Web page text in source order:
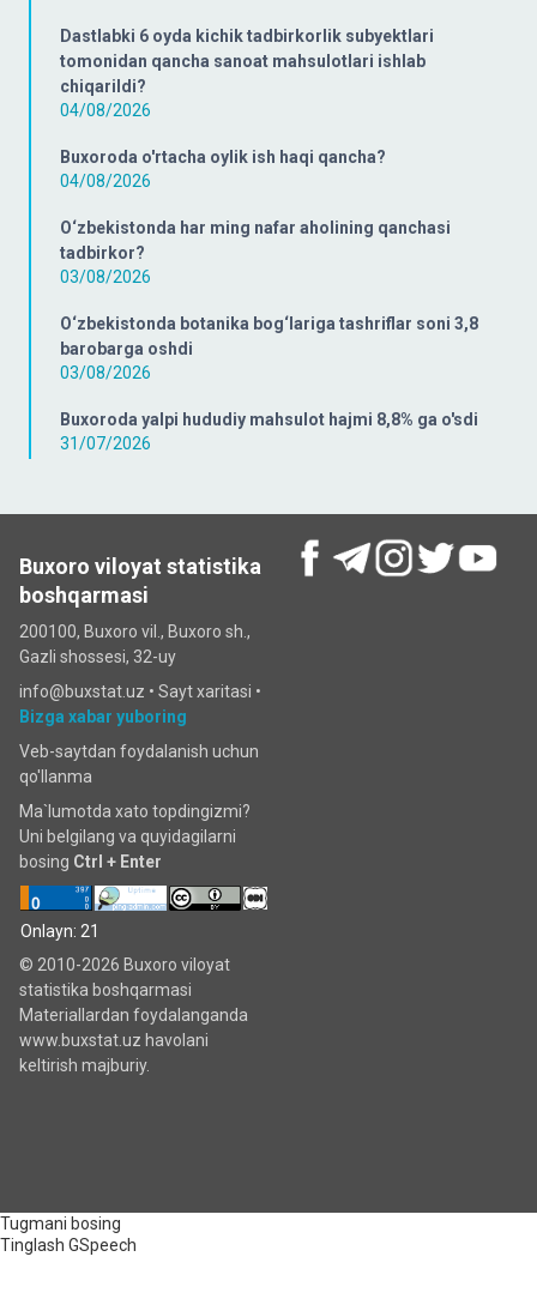
Dastlabki 6 oyda kichik tadbirkorlik subyektlari
tomonidan qancha sanoat mahsulotlari ishlab
chiqarildi?
04/08/2026
Buxoroda o'rtacha oylik ish haqi qancha?
04/08/2026
O‘zbekistonda har ming nafar aholining qanchasi
tadbirkor?
03/08/2026
O‘zbekistonda botanika bog‘lariga tashriflar soni 3,8
barobarga oshdi
03/08/2026
Buxoroda yalpi hududiy mahsulot hajmi 8,8% ga o'sdi
31/07/2026
Buxoro viloyat statistika
boshqarmasi
200100, Buxoro vil., Buxoro sh.,
Gazli shossesi, 32-uy
info@buxstat.uz • Sayt xaritasi •
Bizga xabar yuboring
Veb-saytdan foydalanish uchun
qo'llanma
Ma`lumotda xato topdingizmi?
Uni belgilang va quyidagilarni
bosing Ctrl + Enter
Onlayn: 21
© 2010-2026 Buxoro viloyat
statistika boshqarmasi
Materiallardan foydalanganda
www.buxstat.uz havolani
keltirish majburiy.
Tugmani bosing
Tinglash GSpeech